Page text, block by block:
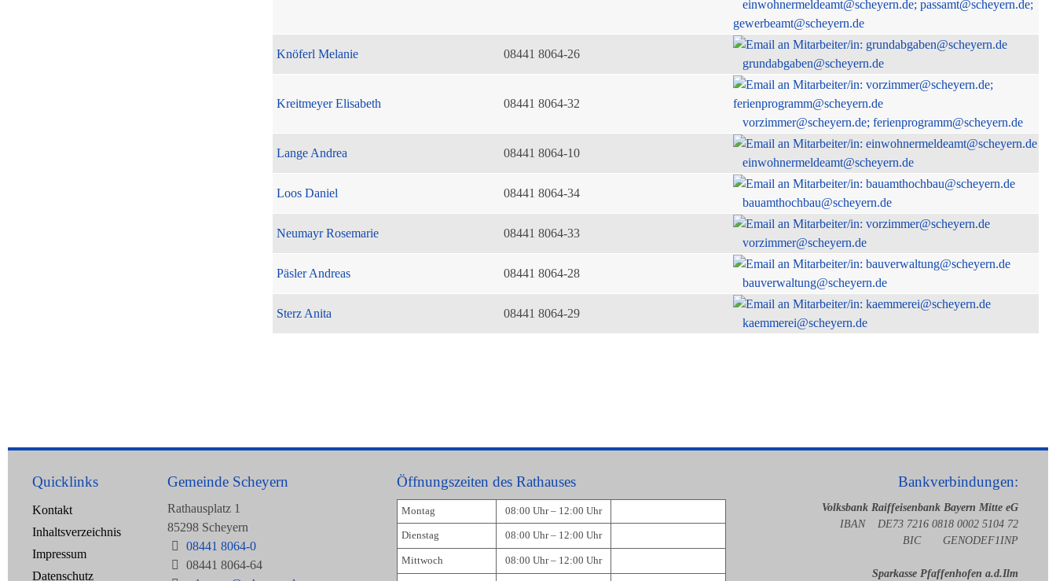
einwohnermeldeamt@scheyern.de; passamt@scheyern.de;
gewerbeamt@scheyern.de
Knöferl Melanie 08441 8064-26
grundabgaben@scheyern.de
Kreitmeyer Elisabeth
08441 8064-32
vorzimmer@scheyern.de; ferienprogramm@scheyern.de
Lange Andrea 08441 8064-10
einwohnermeldeamt@scheyern.de
Loos Daniel 08441 8064-34
bauamthochbau@scheyern.de
Neumayr Rosemarie 08441 8064-33
vorzimmer@scheyern.de
Päsler Andreas 08441 8064-28
bauverwaltung@scheyern.de
Sterz Anita 08441 8064-29
kaemmerei@scheyern.de
Quicklinks
Kontakt
Inhaltsverzeichnis
Impressum
Datenschutz
Gemeinde Scheyern
Rathausplatz 1
85298 Scheyern
08441 8064-0
08441 8064-64
Öffnungszeiten des Rathauses
Montag 08:00 Uhr – 12:00 Uhr
Dienstag 08:00 Uhr – 12:00 Uhr
Mittwoch 08:00 Uhr – 12:00 Uhr
Bankverbindungen:
Volksbank Raiffeisenbank Bayern Mitte eG
IBAN DE73 7216 0818 0002 5104 72
BIC GENODEF1INP
Sparkasse Pfaffenhofen a.d.Ilm